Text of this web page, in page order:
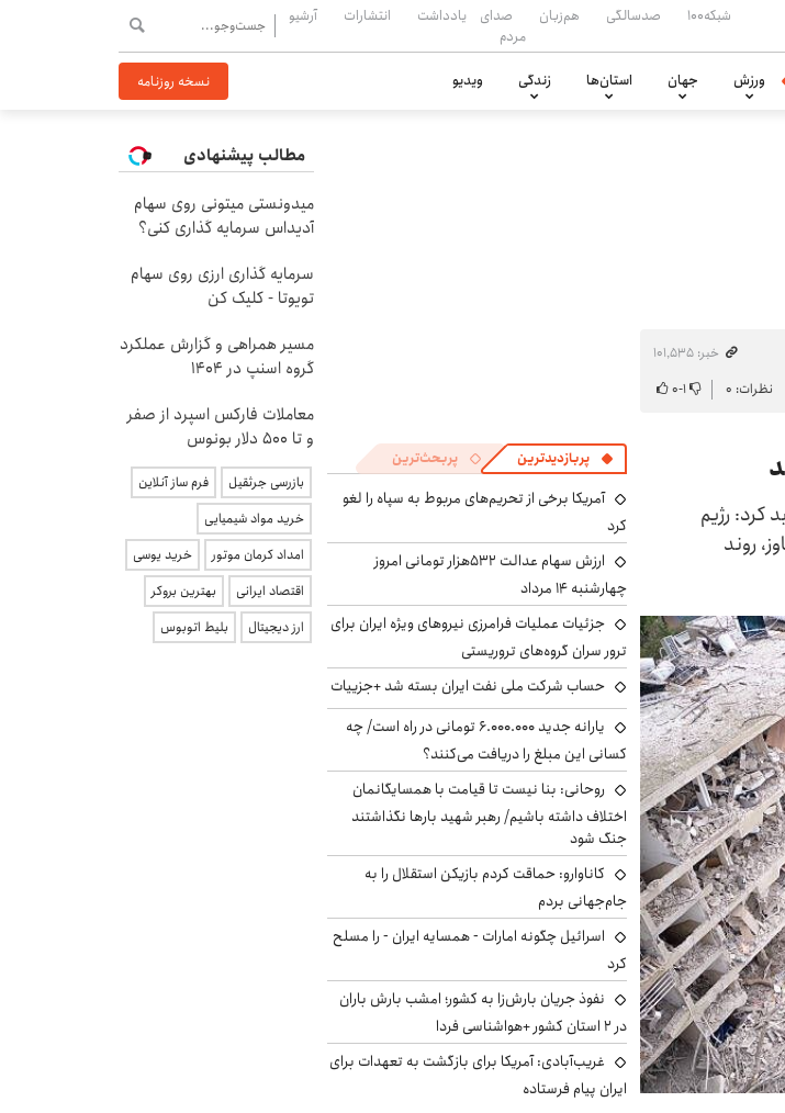
شبکه۱۰۰ صدسالگی هم‌زبان
صدای
مردم
یادداشت انتشارات آرشیو
ورزش جهان استان‌ها زندگی ویدیو نسخه روزنامه
خبر: ۱۰۱٬۵۳۵
نظرات: ۰ ۱-۰
بیروت تأکید کرد: رژیم
روند
پربازدیدترین پربحث‌ترین
آمریکا برخی از تحریم‌های مربوط به سپاه را لغو
کرد
ارزش سهام عدالت ۵۳۲هزار تومانی امروز
چهارشنبه ۱۴ مرداد
جزئیات عملیات فرامرزی نیروهای ویژه ایران برای
ترور سران گروه‌های تروریستی
حساب‌ شرکت ملی نفت ایران بسته شد +جزییات
یارانه جدید ۶.۰۰۰.۰۰۰ تومانی در راه است/ چه
کسانی این مبلغ را دریافت می‌کنند؟
روحانی: بنا نیست تا قیامت با همسایگانمان
اختلاف داشته باشیم/ رهبر شهید بارها نگذاشتند
جنگ شود
کاناوارو: حماقت کردم بازیکن استقلال را به
جام‌جهانی بردم
اسرائیل چگونه امارات - همسایه ایران - را مسلح
کرد
نفوذ جریان بارش‌زا به کشور؛ امشب بارش باران
در ۲ استان کشور +هواشناسی فردا
غریب‌آبادی: آمریکا برای بازگشت به تعهدات برای
ایران پیام فرستاده
مطالب پیشنهادی
میدونستی میتونی روی سهام
آدیداس سرمایه گذاری کنی؟
سرمایه گذاری ارزی روی سهام
تویوتا - کلیک کن
مسیر همراهی و گزارش عملکرد
گروه اسنپ در ۱۴۰۴
معاملات فارکس اسپرد از صفر
و تا ۵۰۰ دلار بونوس
بازرسی جرثقیل
فرم ساز آنلاین
خرید مواد شیمیایی
امداد کرمان موتور
خرید یوسی
اقتصاد ایرانی
بهترین بروکر
ارز دیجیتال
بلیط اتوبوس